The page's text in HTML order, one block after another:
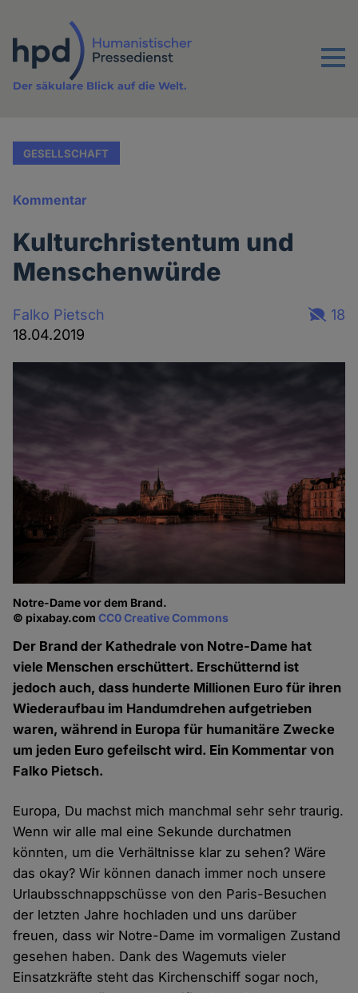
Inhalt
Menu
Der säkulare Blick auf die Welt.
GESELLSCHAFT
Kommentar
Kulturchristentum und
Menschenwürde
Falko Pietsch
18.04.2019
18
Notre-Dame vor dem Brand.
© pixabay.comCC0 Creative Commons
Der Brand der Kathedrale von Notre-Dame hat
viele Menschen erschüttert. Erschütternd ist
jedoch auch, dass hunderte Millionen Euro für ihren
Wiederaufbau im Handumdrehen aufgetrieben
waren, während in Europa für humanitäre Zwecke
um jeden Euro gefeilscht wird. Ein Kommentar von
Falko Pietsch.
Europa, Du machst mich manchmal sehr sehr traurig.
Wenn wir alle mal eine Sekunde durchatmen
könnten, um die Verhältnisse klar zu sehen? Wäre
das okay? Wir können danach immer noch unsere
Urlaubsschnappschüsse von den Paris-Besuchen
der letzten Jahre hochladen und uns darüber
freuen, dass wir Notre-Dame im vormaligen Zustand
gesehen haben. Dank des Wagemuts vieler
Einsatzkräfte steht das Kirchenschiff sogar noch,